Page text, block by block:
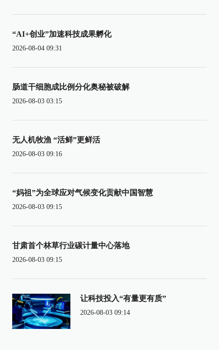
“AI+创业”加速科技成果孵化
2026-08-04 09:31
肠道干细胞成比例分化奥秘被破解
2026-08-03 03:15
无人机牧渔 “活鲜”更鲜活
2026-08-03 09:16
“妈祖”为全球应对气候变化贡献中国智慧
2026-08-03 09:15
甘肃首个林草行业碳计量中心落地
2026-08-03 09:15
让科技投入“有量更有质”
2026-08-03 09:14